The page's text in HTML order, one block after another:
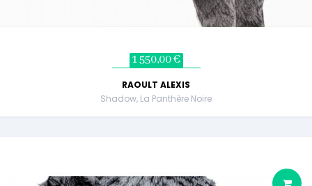
1 550,00 €
RAOULT ALEXIS
Shadow, La Panthère Noire